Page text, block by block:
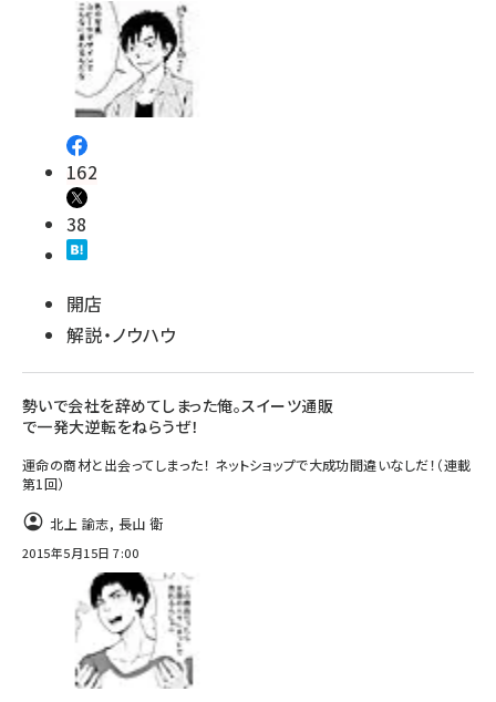
162
38
開店
解説・ノウハウ
勢いで会社を辞めてしまった俺。スイーツ通販
で一発大逆転をねらうぜ！
運命の商材と出会ってしまった！ ネットショップで大成功間違いなしだ！（連載
第1回）
北上 諭志, 長山 衛
2015年5月15日 7:00